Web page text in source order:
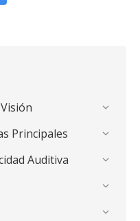
Principales
Auditiva